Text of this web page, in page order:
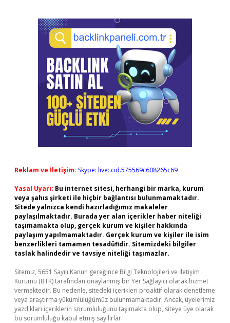
Reklam ve İletişim: Skype: live:.cid.575569c608265c69
Yasal Uyarı: Bu internet sitesi, herhangi bir marka, kurum
veya şahıs şirketi ile hiçbir bağlantısı bulunmamaktadır.
Sitede yalnızca kendi hazırladığımız makaleler
paylaşılmaktadır. Burada yer alan içerikler haber niteliği
taşımamakta olup, gerçek kurum ve kişiler hakkında
paylaşım yapılmamaktadır. Gerçek kurum ve kişiler ile isim
benzerlikleri tamamen tesadüfidir. Sitemizdeki bilgiler
taslak halindedir ve tavsiye niteliği taşımazlar.
Sitemiz, 5651 Sayılı Kanun gereğince Bilgi Teknolojileri ve İletişim
Kurumu (BTK) tarafından onaylanmış bir Yer Sağlayıcı olarak hizmet
vermektedir. Bu nedenle, sitedeki içerikleri proaktif olarak denetleme
veya araştırma yükümlülüğümüz bulunmamaktadır. Ancak, üyelerimiz
yazdıkları içeriklerin sorumluluğunu taşımakta olup, siteye üye olarak
bu sorumluluğu kabul etmiş sayılırlar.